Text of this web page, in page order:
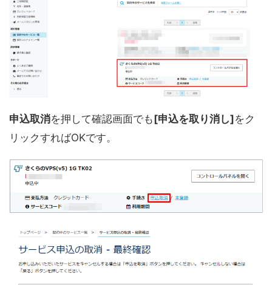
申込取消を押して確認画面でも[申込を取り消し]をク
リックすればOKです。